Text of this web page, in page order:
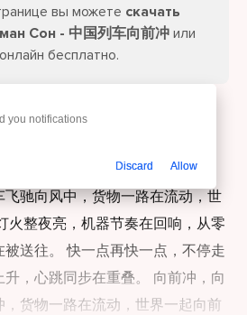
вы можете скачать
Сон - 中国列车向前冲 или
бесплатно.
驰向风中，货物一路在流动，世
火整夜亮，机器节奏在回响，从零
送往。 快一点再快一点，不停走
，心跳同步在重叠。 向前冲，向
货物一路在流动，世界一起向前
you notifications
Discard Allow